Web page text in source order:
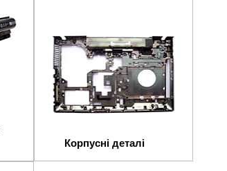
Корпусні деталі